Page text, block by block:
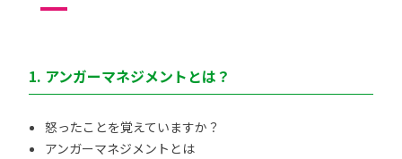
1. アンガーマネジメントとは？
怒ったことを覚えていますか？
アンガーマネジメントとは